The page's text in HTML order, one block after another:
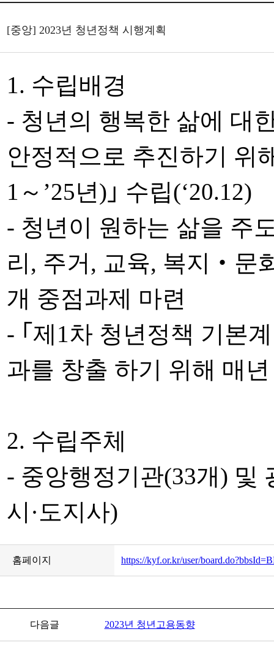
[중앙] 2023년 청년정책 시행계획
1. 수립배경
- 청년의 행복한 삶에 대
안정적으로 추진하기 위
1～’25년)｣ 수립(‘20.12)
- 청년이 원하는 삶을 주
리, 주거, 교육, 복지‧문
개 중점과제 마련
- ｢제1차 청년정책 기본
과를 창출 하기 위해 매
2. 수립주체
- 중앙행정기관(33개) 및
시·도지사)
홈페이지 https://kyf.or.kr/user/
다음글 2023년 청년고용동향